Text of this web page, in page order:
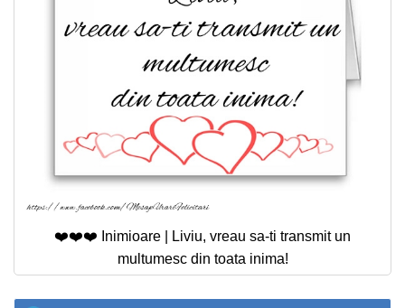
❤️❤️❤️ Inimioare | Liviu, vreau sa-ti transmit un
multumesc din toata inima!